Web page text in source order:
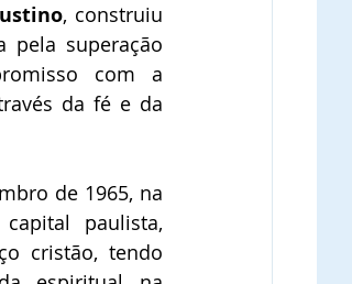
, construiu
pela superação
com a
da fé e da
de 1965, na
paulista,
cristão, tendo